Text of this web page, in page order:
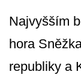
Najvyšším
hora
republiky a